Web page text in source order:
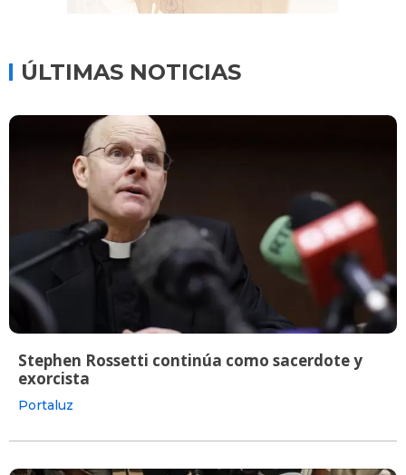
ÚLTIMAS NOTICIAS
Stephen Rossetti continúa como sacerdote y
exorcista
Portaluz